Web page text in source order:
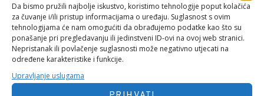
Da bismo pružili najbolje iskustvo, koristimo tehnologije poput kolačića
za čuvanje i/ili pristup informacijama o uređaju. Suglasnost s ovim
tehnologijama će nam omogućiti da obrađujemo podatke kao što su
ponašanje pri pregledavanju ili jedinstveni ID-ovi na ovoj web stranici.
Nepristanak ili povlačenje suglasnosti može negativno utjecati na
određene karakteristike i funkcije.
Upravljanje uslugama